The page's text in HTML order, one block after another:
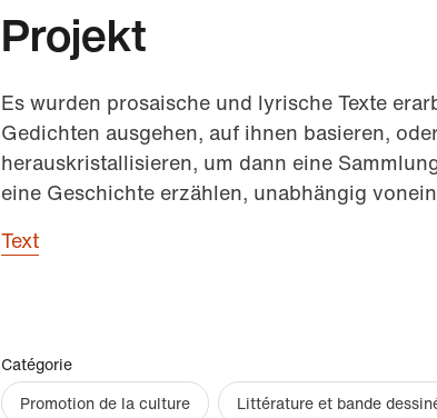
Projekt
Es wurden prosaische und lyrische Texte
Gedichten ausgehen, auf ihnen basieren,
herauskristallisieren, um dann eine
eine Geschichte erzählen, unabhängig
Text
Catégorie
Promotion de la culture
Littérature et bande